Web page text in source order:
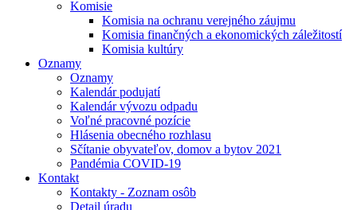
Komisie
Komisia na ochranu verejného záujmu
Komisia finančných a ekonomických záležitostí
Komisia kultúry
Oznamy
Oznamy
Kalendár podujatí
Kalendár vývozu odpadu
Voľné pracovné pozície
Hlásenia obecného rozhlasu
Sčítanie obyvateľov, domov a bytov 2021
Pandémia COVID-19
Kontakt
Kontakty - Zoznam osôb
Detail úradu